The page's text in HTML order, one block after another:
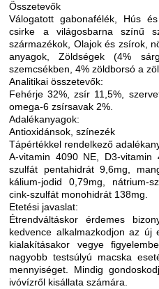
Összetevők
Válogatott gabonafélék, Hús
csirke a világosbarna színű
származékok, Olajok és zsírok,
anyagok, Zöldségek (4%
szemcsékben, 4% zöldborsó a
Analitikai összetevők:
Fehérje 32%, zsír 11,5%,
omega-6 zsírsavak 2%.
Adalékanyagok:
Antioxidánsok, színezék
Tápértékkel rendelkező
A-vitamin 4090 NE, D3-
szulfát pentahidrát 9,6mg,
kálium-jodid 0,79mg, nátrium-
cink-szulfát monohidrát 138mg.
Etetési javaslat:
Étrendváltáskor érdemes
kedvence alkalmazkodjon az új
kialakításakor vegye
nagyobb testsúlyú macska
mennyiséget. Mindig
ivóvízről kisállata számára.